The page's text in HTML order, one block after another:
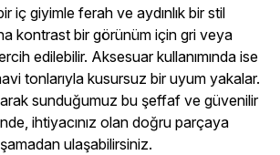
iç giyimle ferah ve aydınlık bir stil
kontrast bir görünüm için gri veya
edilebilir. Aksesuar kullanımında ise
tonlarıyla kusursuz bir uyum yakalar.
sunduğumuz bu şeffaf ve güvenilir
ihtiyacınız olan doğru parçaya
ulaşabilirsiniz.